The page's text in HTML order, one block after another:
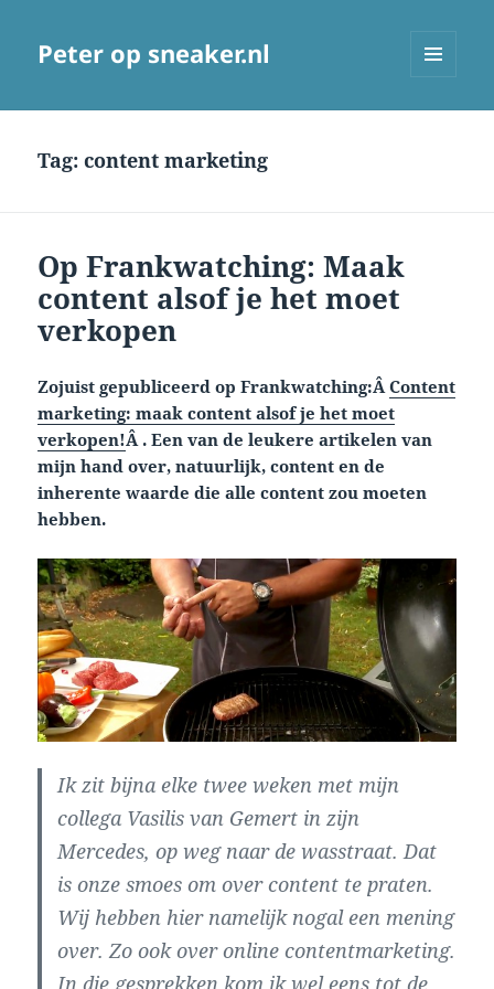
Peter op sneaker.nl
Tag:content marketing
Op Frankwatching: Maak
content alsof je het moet
verkopen
Zojuist gepubliceerd op Frankwatching:ÂContent
marketing: maak content alsof je het moet
verkopen!Â . Een van de leukere artikelen van
mijn hand over, natuurlijk, content en de
inherente waarde die alle content zou moeten
hebben.
Ik zit bijna elke twee weken met mijn
collega Vasilis van Gemert in zijn
Mercedes, op weg naar de wasstraat. Dat
is onze smoes om over content te praten.
Wij hebben hier namelijk nogal een mening
over. Zo ook over online contentmarketing.